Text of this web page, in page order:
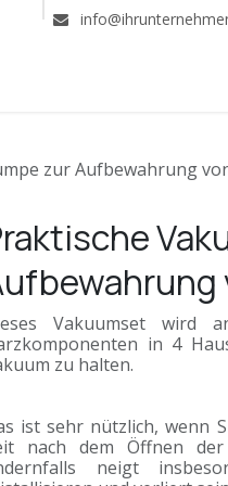
zur Aufbewahrung
Vakuumset wird
in 4
zu halten.
ist sehr nützlich, wenn
nach dem Öffnen der
neigt